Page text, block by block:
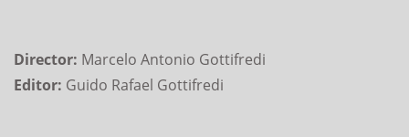
Director: Marcelo Antonio Gottifredi
Editor: Guido Rafael Gottifredi